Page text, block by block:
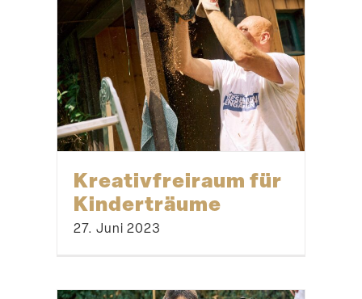
Kreativ­f­reiraum für
Kinderträume
27. Juni 2023